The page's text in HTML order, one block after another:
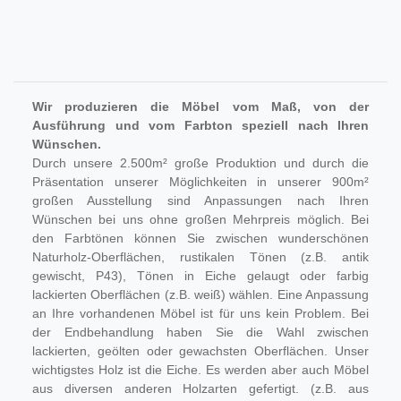
Wir produzieren die Möbel vom Maß, von der
Ausführung und vom Farbton speziell nach Ihren
Wünschen.
Durch unsere 2.500m² große Produktion und durch die
Präsentation unserer Möglichkeiten in unserer 900m²
großen Ausstellung sind Anpassungen nach Ihren
Wünschen bei uns ohne großen Mehrpreis möglich. Bei
den Farbtönen können Sie zwischen wunderschönen
Naturholz-Oberflächen, rustikalen Tönen (z.B. antik
gewischt, P43), Tönen in Eiche gelaugt oder farbig
lackierten Oberflächen (z.B. weiß) wählen. Eine Anpassung
an Ihre vorhandenen Möbel ist für uns kein Problem. Bei
der Endbehandlung haben Sie die Wahl zwischen
lackierten, geölten oder gewachsten Oberflächen. Unser
wichtigstes Holz ist die Eiche. Es werden aber auch Möbel
aus diversen anderen Holzarten gefertigt. (z.B. aus